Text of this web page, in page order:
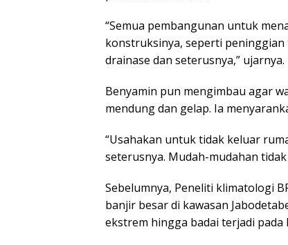
“Semua pembangunan untuk
konstruksinya, seperti
drainase dan seterusnya,” ujarnya.
Benyamin pun mengimbau agar
mendung dan gelap. Ia
“Usahakan untuk tidak keluar
seterusnya. Mudah-mudahan
Sebelumnya, Peneliti klimatologi
banjir besar di kawasan
ekstrem hingga badai terjadi pada